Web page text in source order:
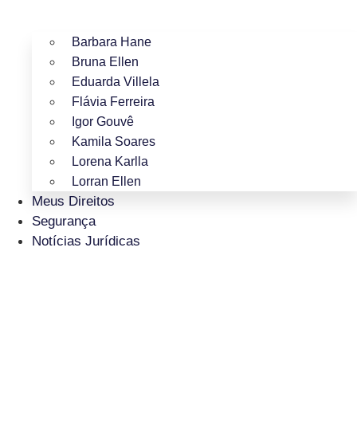
Barbara Hane
Bruna Ellen
Eduarda Villela
Flávia Ferreira
Igor Gouvê
Kamila Soares
Lorena Karlla
Lorran Ellen
Meus Direitos
Segurança
Notícias Jurídicas